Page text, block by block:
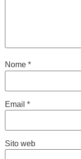
Nome *
Email *
Sito web